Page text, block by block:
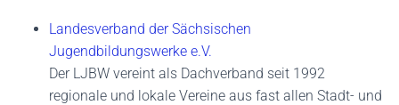
Landesverband der Sächsischen
Jugendbildungswerke e.V.
Der LJBW vereint als Dachverband seit 1992
regionale und lokale Vereine aus fast allen Stadt- und